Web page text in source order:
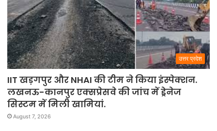
उत्तर प्रदेश
IIT खड़गपुर और NHAI की टीम ने किया इंस्पेक्शन.
लखनऊ-कानपुर एक्सप्रेसवे की जांच में ड्रेनेज
सिस्टम में मिली खामियां.
August 7, 2026